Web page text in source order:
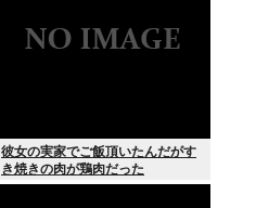
彼女の実家でご飯頂いたんだがす
き焼きの肉が鶏肉だった